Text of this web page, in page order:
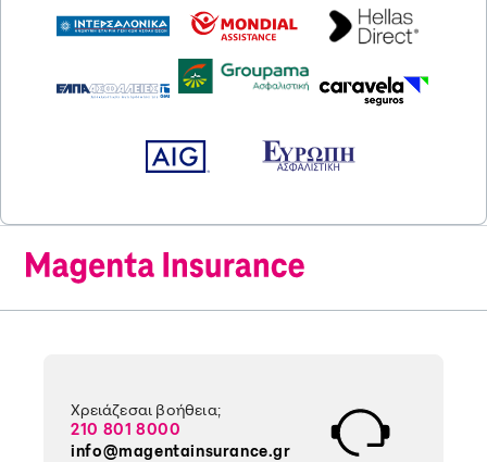
Χρειάζεσαι βοήθεια;
210 801 8000
info@magentainsurance.gr